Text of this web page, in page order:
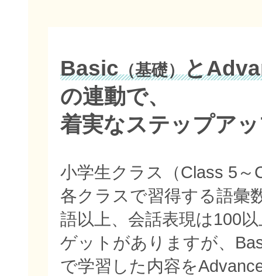
Basic（基礎）と
の連動で、
着実なステップア
小学生クラス（Class 5～
各クラスで習得する語彙
語以上、会話表現は100
ゲットがありますが、
で学習した内容を